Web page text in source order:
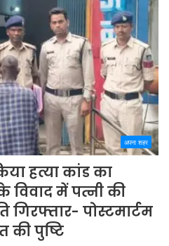
अपना शहर
हत्या कांड का
में पत्नी की
गिरफ्तार- पोस्टमार्टम
की पुष्टि